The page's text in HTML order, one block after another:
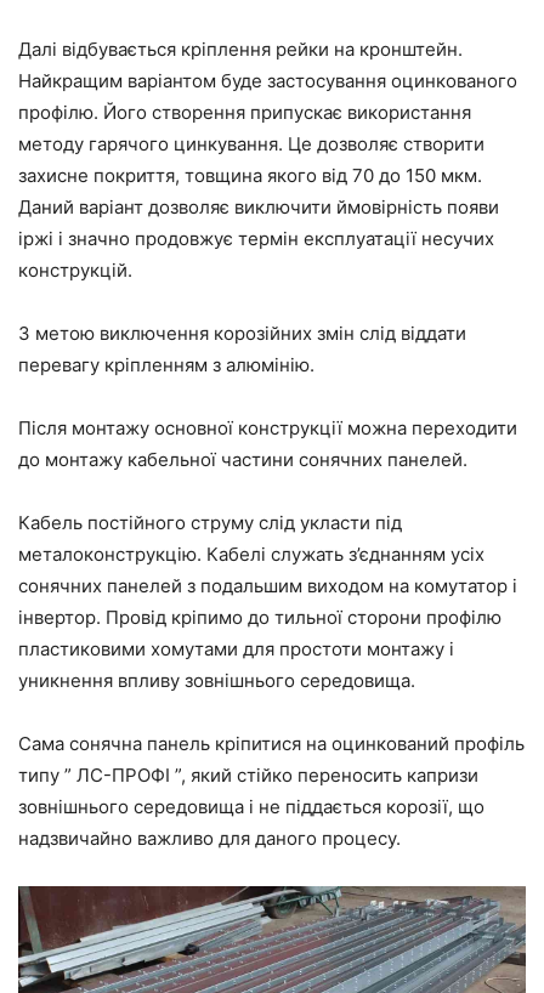
Далі відбувається кріплення рейки на кронштейн.
Найкращим варіантом буде застосування оцинкованого
профілю. Його створення припускає використання
методу гарячого цинкування. Це дозволяє створити
захисне покриття, товщина якого від 70 до 150 мкм.
Даний варіант дозволяє виключити ймовірність появи
іржі і значно продовжує термін експлуатації несучих
конструкцій.
З метою виключення корозійних змін слід віддати
перевагу кріпленням з алюмінію.
Після монтажу основної конструкції можна переходити
до монтажу кабельної частини сонячних панелей.
Кабель постійного струму слід укласти під
металоконструкцію. Кабелі служать з’єднанням усіх
сонячних панелей з подальшим виходом на комутатор і
інвертор. Провід кріпимо до тильної сторони профілю
пластиковими хомутами для простоти монтажу і
уникнення впливу зовнішнього середовища.
Сама сонячна панель кріпитися на оцинкований профіль
типу ” ЛС-ПРОФІ ”, який стійко переносить капризи
зовнішнього середовища і не піддається корозії, що
надзвичайно важливо для даного процесу.